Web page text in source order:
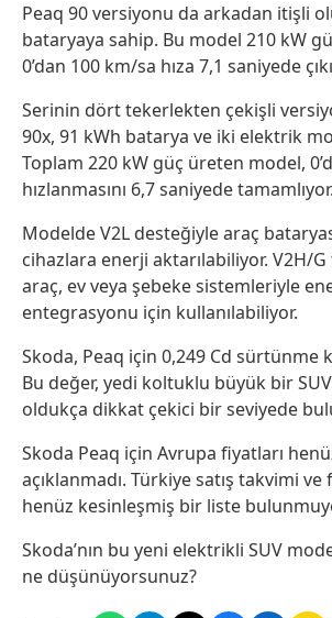
Peaq 90 versiyonu da arkadan itişli
bataryaya sahip. Bu model 210 kW
0’dan 100 km/sa hıza 7,1 saniyede
Serinin dört tekerlekten çekişli
90x, 91 kWh batarya ve iki elektrik
Toplam 220 kW güç üreten model,
hızlanmasını 6,7 saniyede tamamlıyor.
Modelde V2L desteğiyle araç
cihazlara enerji aktarılabiliyor. V2H/
araç, ev veya şebeke sistemleriyle
entegrasyonu için kullanılabiliyor.
Skoda, Peaq için 0,249 Cd sürtünme
Bu değer, yedi koltuklu büyük bir
oldukça dikkat çekici bir seviyede
Skoda Peaq için Avrupa fiyatları
açıklanmadı. Türkiye satış takvimi ve
henüz kesinleşmiş bir liste
Skoda’nın bu yeni elektrikli SUV
ne düşünüyorsunuz?